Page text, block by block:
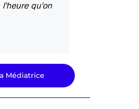
l'heure qu'on
Médiatrice